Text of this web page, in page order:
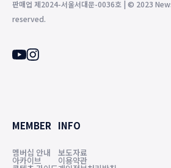
판매업 제2024-서울서대문-0036호 | © 2023
reserved.
MEMBER
멤버십 안내
아카이브
INFO
보도자료
이용약관